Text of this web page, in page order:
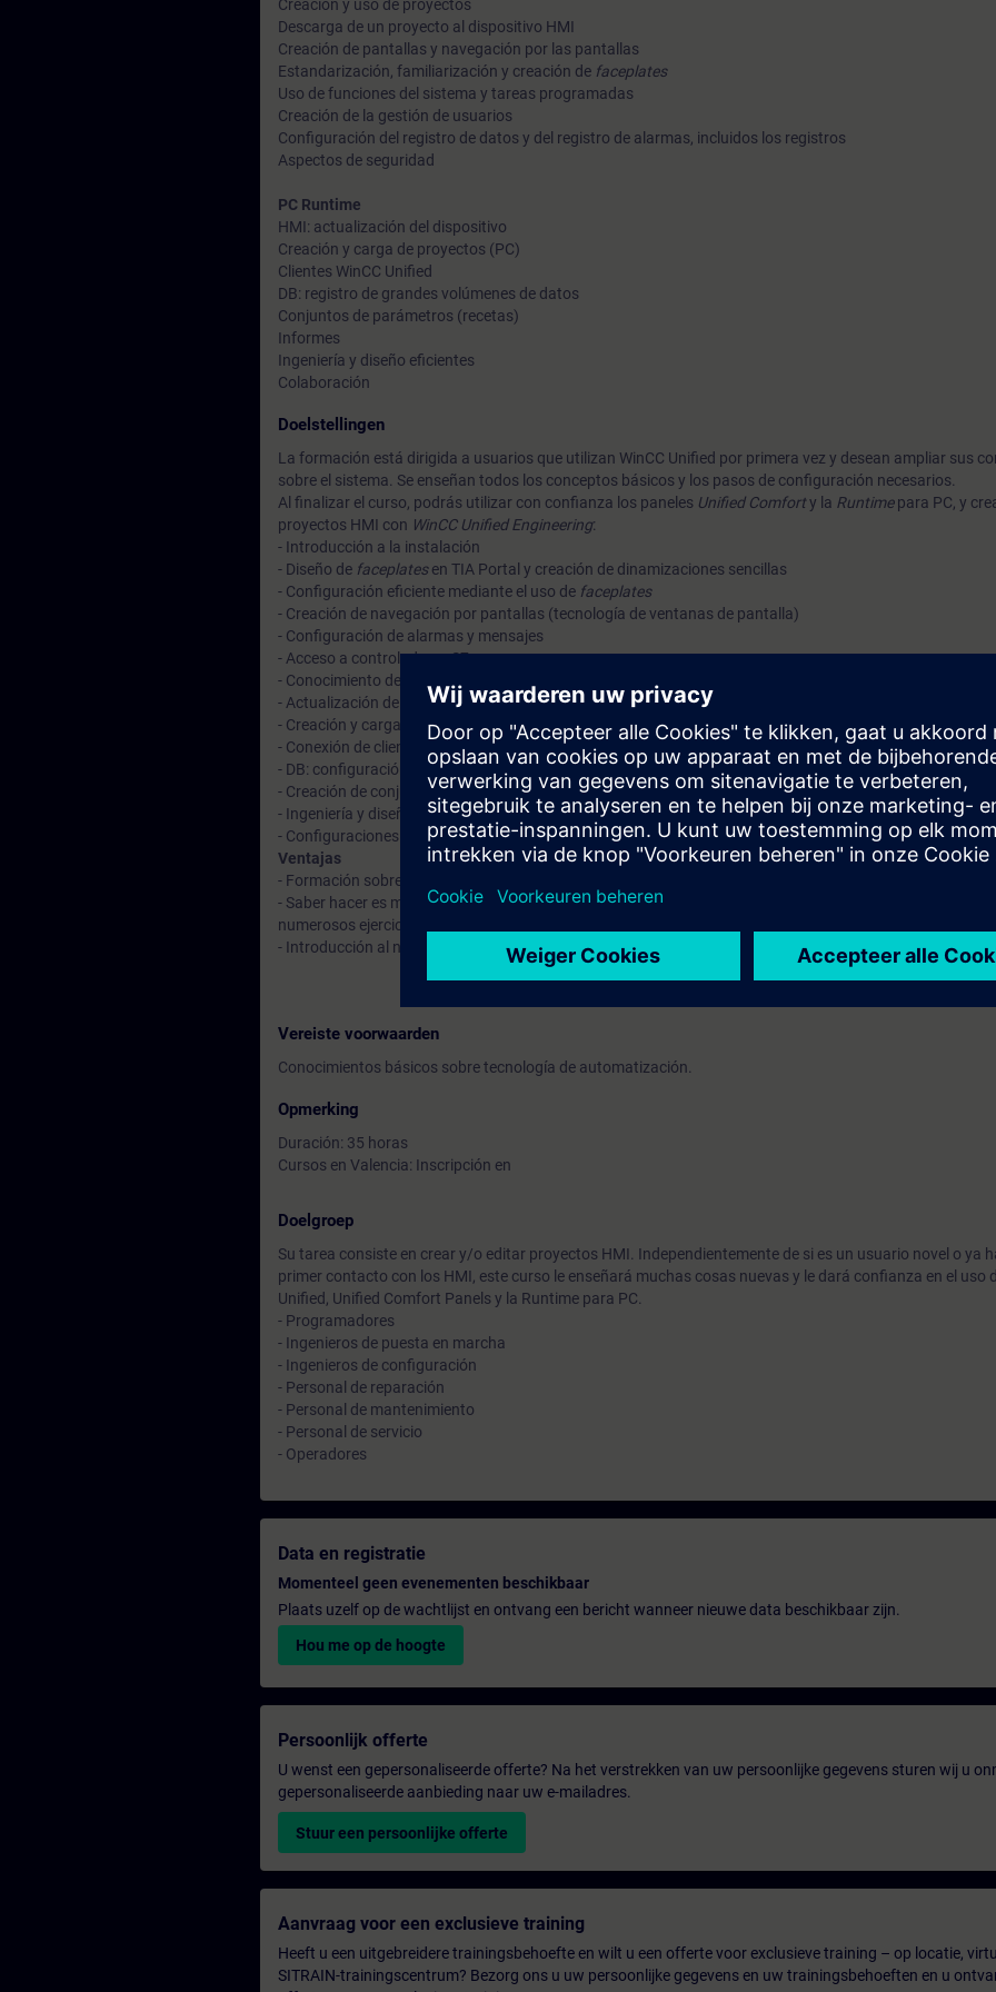
Creación y uso de proyectos
Descarga de un proyecto al dispositivo HMI
Creación de pantallas y navegación por las pantallas
Estandarización, familiarización y creación de faceplates
Uso de funciones del sistema y tareas programadas
Creación de la gestión de usuarios
Configuración del registro de datos y del registro de alarmas, incluidos los registros
Aspectos de seguridad
PC Runtime
HMI: actualización del dispositivo
Creación y carga de proyectos (PC)
Clientes WinCC Unified
DB: registro de grandes volúmenes de datos
Conjuntos de parámetros (recetas)
Informes
Ingeniería y diseño eficientes
Colaboración
Doelstellingen
La formación está dirigida a usuarios que utilizan WinCC Unified por primera vez y desean ampliar sus
sobre el sistema. Se enseñan todos los conceptos básicos y los pasos de configuración necesarios.
Al finalizar el curso, podrás utilizar con confianza los paneles Unified Comforty la Runtimepara PC, y
proyectos HMI con WinCC Unified Engineering:
- Introducción a la instalación
- Diseño de faceplatesen TIA Portal y creación de dinamizaciones sencillas
- Configuración eficiente mediante el uso de faceplates
- Creación de navegación por pantallas (tecnología de ventanas de pantalla)
- Configuración de alarmas y mensajes
- Acceso a controladores S7
- Conocimiento de los aspectos de seguridad
- Actualización de dispositivos HMI
- Creación y carga de proyectos (PC)
- Conexión de clientes WinCC Unified al WinCC Unified Runtime y gestión de certificados
- DB: configuración del archivado de grandes cantidades de datos.
- Creación de conjuntos de parámetros (recetas) y comunicación para el control
- Ingeniería y diseño eficientes con plantillas, aplicaciones y opciones
- Configuraciones de sistemas descentralizados (colaboración) y gestión de certificados
Ventajas
- Formación sobre el nuevo sistema HMI, WinCC Unified, directamente del fabricante
- Saber hacer es mejor que saber. Al finalizar el curso, habrás dominado WinCC Unified, gracias a la
numerosos ejercicios prácticos
- Introducción al nuevo WinCC Unified basado en HTML5. Obtén una impresión personal del rendimiento
Vereiste voorwaarden
Conocimientos básicos sobre tecnología de automatización.
Opmerking
Duración: 35 horas
Cursos en Valencia: Inscripción en
Doelgroep
Su tarea consiste en crear y/o editar proyectos HMI. Independientemente de si es un usuario novel o ya
primer contacto con los HMI, este curso le enseñará muchas cosas nuevas y le dará confianza en el uso
Unified, Unified Comfort Panels y la Runtime para PC.
- Programadores
- Ingenieros de puesta en marcha
- Ingenieros de configuración
- Personal de reparación
- Personal de mantenimiento
- Personal de servicio
- Operadores
Data en registratie
Momenteel geen evenementen beschikbaar
Plaats uzelf op de wachtlijst en ontvang een bericht wanneer nieuwe data beschikbaar zijn.
Hou me op de hoogte
Persoonlijk offerte
U wenst een gepersonaliseerde offerte? Na het verstrekken van uw persoonlijke gegevens sturen wij u
gepersonaliseerde aanbieding naar uw e-mailadres.
Stuur een persoonlijke offerte
Aanvraag voor een exclusieve training
Heeft u een uitgebreidere trainingsbehoefte en wilt u een offerte voor exclusieve training – op locatie,
SITRAIN-trainingscentrum? Bezorg ons u uw persoonlijke gegevens en uw trainingsbehoeften en u